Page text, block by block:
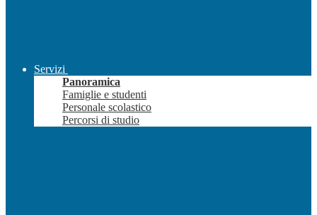
Servizi
Panoramica
Famiglie e studenti
Personale scolastico
Percorsi di studio